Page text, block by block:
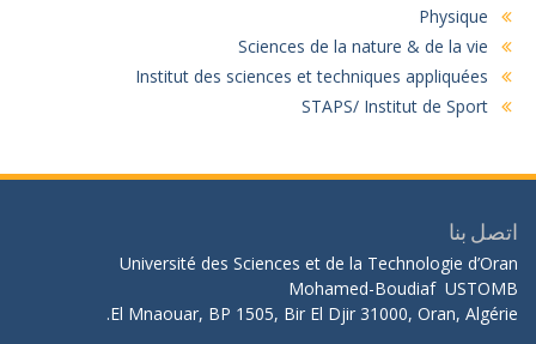
Physique
Sciences de la nature & de la vie
Institut des sciences et techniques appliquées
STAPS/ Institut de Sport
اتصل بنا
Université des Sciences et de la Technologie d’Oran
Mohamed-Boudiaf USTOMB
El Mnaouar, BP 1505, Bir El Djir 31000, Oran, Algérie.